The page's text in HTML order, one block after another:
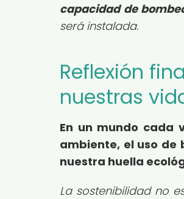
capacidad de
será instalada.
Reflexión
nuestras
En un mundo cada
ambiente, el uso de
nuestra huella
La sostenibilidad no